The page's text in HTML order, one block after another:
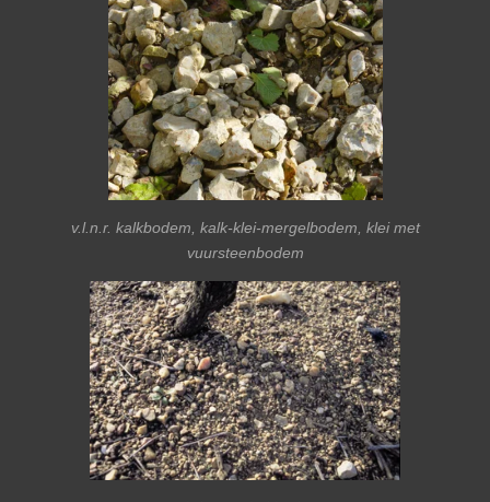
v.l.n.r. kalkbodem, kalk-klei-mergelbodem, klei met
vuursteenbodem